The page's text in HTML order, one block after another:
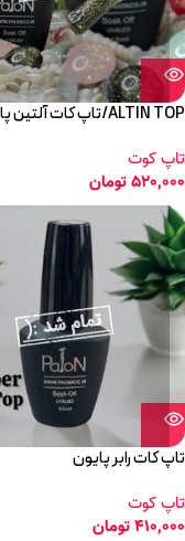
ALTIN TOP/تاپ کات آلتین پایون
تاپ کوت
520,000تومان
تاپ کات رابر پایون
تاپ کوت
410,000تومان